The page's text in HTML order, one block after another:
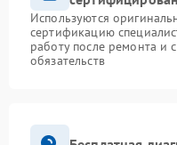
Используются
сертификацию
работу после ремонта и
обязательств